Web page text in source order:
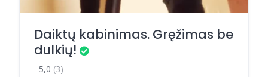
Daiktų kabinimas. Gręžimas be
dulkių!
5,0 (3)